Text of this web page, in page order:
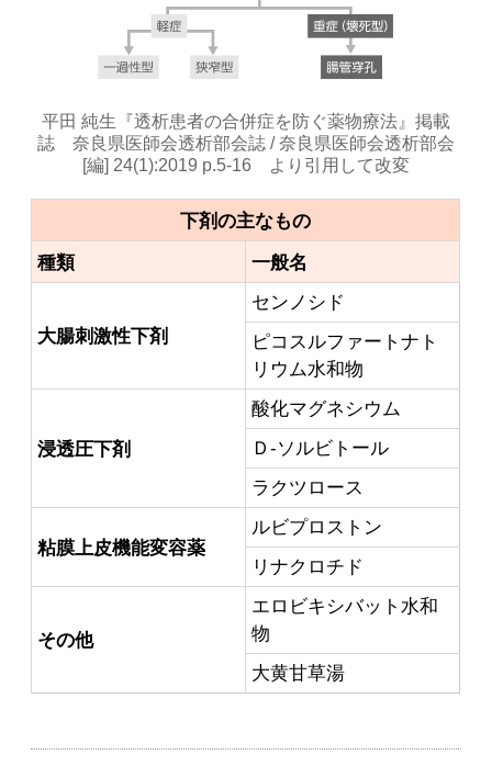
平田 純生『透析患者の合併症を防ぐ薬物療法』掲載
誌 奈良県医師会透析部会誌 / 奈良県医師会透析部会
[編] 24(1):2019 p.5-16 より引用して改変
下剤の主なもの
種類
一般名
大腸刺激性下剤
センノシド
ピコスルファートナト
リウム水和物
浸透圧下剤
酸化マグネシウム
Ｄ-ソルビトール
ラクツロース
粘膜上皮機能変容薬
ルビプロストン
リナクロチド
その他
エロビキシバット水和
物
大黄甘草湯